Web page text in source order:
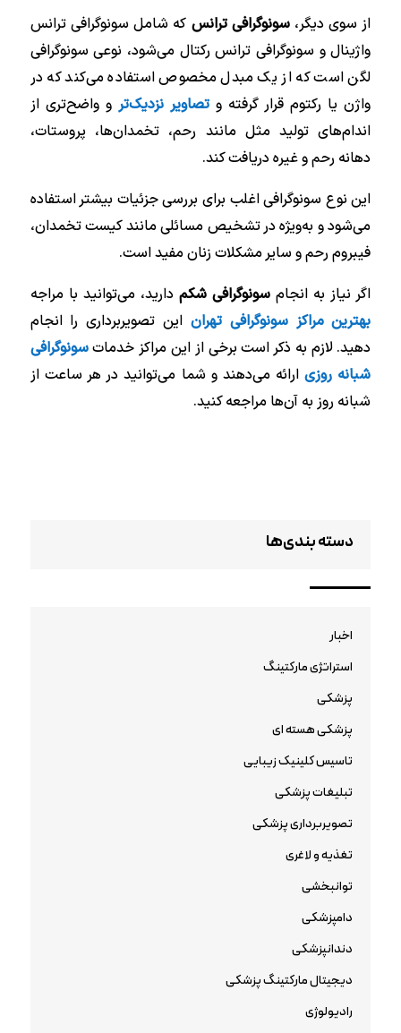
از سوی دیگر،سونوگرافی ترانس که شامل سونوگرافی ترانس
واژینال و سونوگرافی ترانس رکتال می‌شود، نوعی سونوگرافی
لگن است که از یک مبدل مخصوص استفاده می‌کند که در
واژن یا رکتوم قرار گرفته وتصاویر نزدیک‌تر و واضح‌تری از
اندام‌های تولید مثل مانند رحم، تخمدان‌ها، پروستات،
دهانه رحم و غیره دریافت کند.
این نوع سونوگرافی اغلب برای بررسی جزئیات بیشتر استفاده
می‌شود و به‌ویژه در تشخیص مسائلی مانند کیست تخمدان،
فیبروم رحم و سایر مشکلات زنان مفید است.
اگر نیاز به انجام سونوگرافی شکم دارید، می‌توانید با مراجه
بهترین مراکز سونوگرافی تهران این تصویربرداری را انجام
دهید. لازم به ذکر است برخی از این مراکز خدماتسونوگرافی
شبانه روزیارائه می‌دهند و شما می‌توانید در هر ساعت از
شبانه روز به آن‌ها مراجعه کنید.
دسته بندی‌ها
اخبار
استراتژی مارکتینگ
پزشکی
پزشکی هسته ای
تاسیس کلینیک زیبایی
تبلیغات پزشکی
تصویربرداری پزشکی
تغذیه و لاغری
توانبخشی
دامپزشکی
دندانپزشکی
دیجیتال مارکتینگ پزشکی
رادیولوژی